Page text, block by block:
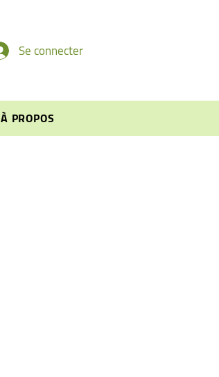
Se connecter
À PROPOS